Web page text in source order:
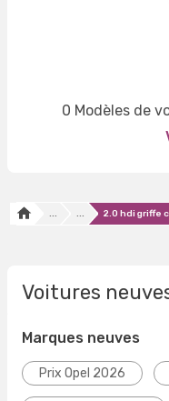
0 Modèles de
... ... 2.0 hdi griffe
Voitures
Marques neuves
Prix Opel 2026